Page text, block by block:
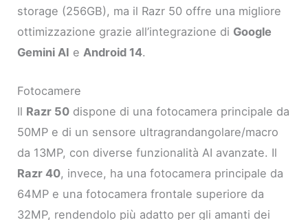
storage (256GB), ma il Razr 50 offre una migliore
ottimizzazione grazie all’integrazione di Google
Gemini AI eAndroid 14.
Fotocamere
Il Razr 50 dispone di una fotocamera principale da
50MP e di un sensore ultragrandangolare/macro
da 13MP, con diverse funzionalità AI avanzate. Il
Razr 40, invece, ha una fotocamera principale da
64MP e una fotocamera frontale superiore da
32MP, rendendolo più adatto per gli amanti dei